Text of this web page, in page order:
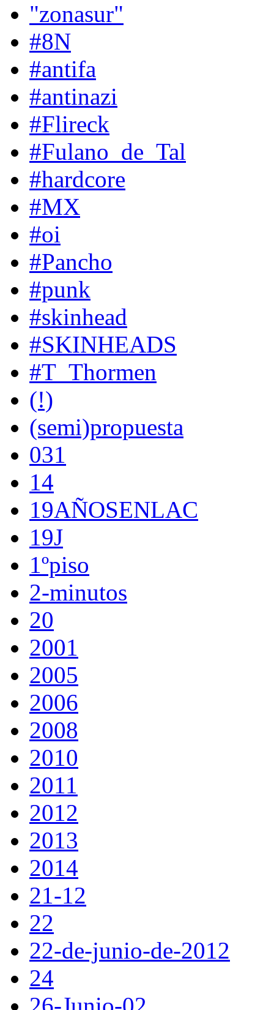
"zonasur"
#8N
#antifa
#antinazi
#Flireck
#Fulano_de_Tal
#hardcore
#MX
#oi
#Pancho
#punk
#skinhead
#SKINHEADS
#T_Thormen
(!)
(semi)propuesta
031
14
19AÑOSENLAC
19J
1ºpiso
2-minutos
20
2001
2005
2006
2008
2010
2011
2012
2013
2014
21-12
22
22-de-junio-de-2012
24